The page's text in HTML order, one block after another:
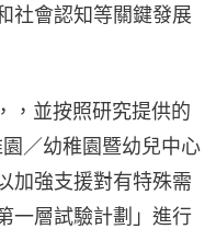
社會認知等關鍵發展
，並按照研究提供的
／幼稚園暨幼兒中心
加強支援對有特殊需
一層試驗計劃」進行